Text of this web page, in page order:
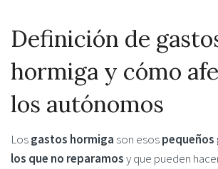
Definición de
hormiga y cómo
los autónomos
Losgastos hormiga son esospequeños
los que no reparamosy que pueden